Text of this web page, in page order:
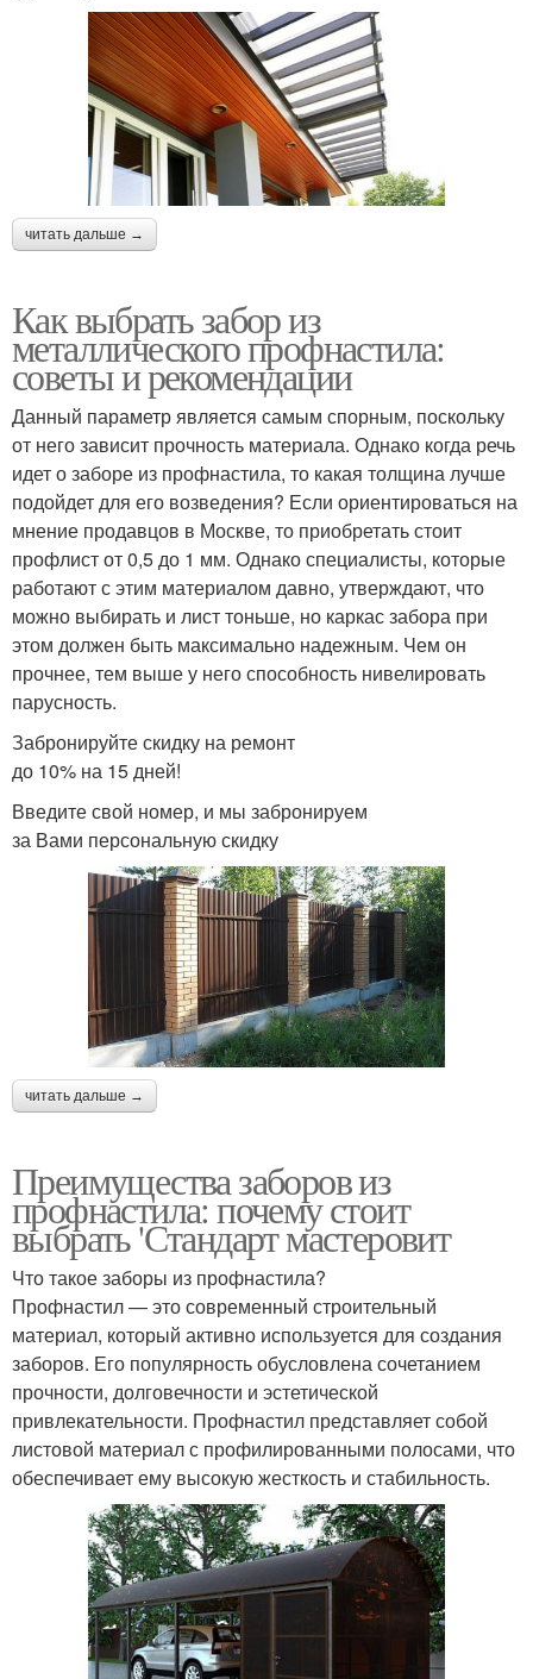
читать дальше →
Как выбрать забор из
металлического профнастила:
советы и рекомендации
Данный параметр является самым спорным, поскольку
от него зависит прочность материала. Однако когда речь
идет о заборе из профнастила, то какая толщина лучше
подойдет для его возведения? Если ориентироваться на
мнение продавцов в Москве, то приобретать стоит
профлист от 0,5 до 1 мм. Однако специалисты, которые
работают с этим материалом давно, утверждают, что
можно выбирать и лист тоньше, но каркас забора при
этом должен быть максимально надежным. Чем он
прочнее, тем выше у него способность нивелировать
парусность.
Забронируйте скидку на ремонт
до 10% на 15 дней!
Введите свой номер, и мы забронируем
за Вами персональную скидку
читать дальше →
Преимущества заборов из
профнастила: почему стоит
выбрать 'Стандарт мастеровит
Что такое заборы из профнастила?
Профнастил — это современный строительный
материал, который активно используется для создания
заборов. Его популярность обусловлена сочетанием
прочности, долговечности и эстетической
привлекательности. Профнастил представляет собой
листовой материал с профилированными полосами, что
обеспечивает ему высокую жесткость и стабильность.